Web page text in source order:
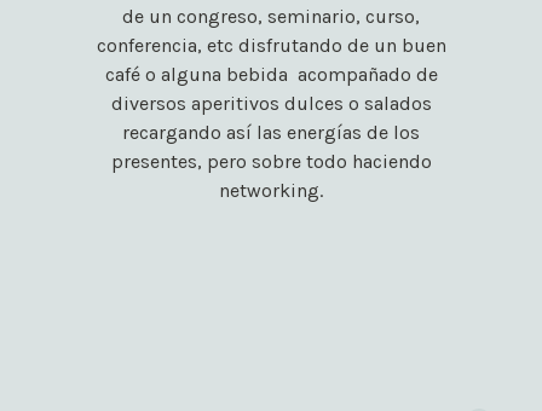
de un congreso, seminario, curso,
conferencia, etc disfrutando de un buen
café o alguna bebida acompañado de
diversos aperitivos dulces o salados
recargando así las energías de los
presentes, pero sobre todo haciendo
networking.